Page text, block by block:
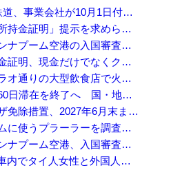
タイ3空港高速鉄道、事業会社が10月1日付の契約終了を通知 「現時点での撤退決定ではない」
タイ入国時に「所持金証明」提示を求められる場合も、タイ政府観光庁が外国人旅行者に再周知
バンコク・スワンナプーム空港の入国審査に長蛇の列、SNSで「3～4時間待ち」との投稿が拡散
タイ入国の所持金証明、現金だけでなくクレジットカードや銀行明細も提示可能
バンコク・ラプラオ通りの大型飲食店で火災、27人死亡・多数負傷
タイ、ノービザ60日滞在を終了へ 国・地域別に30日・15日へ再編
タイ人の日本ビザ免除措置、2027年6月末まで延長 不安広がる中でひとまず安堵
タイ料理ソムタムに使うプラーラーを調査へ、大学新入生4,233人が肝吸虫感染
バンコク・スワンナプーム空港、入国審査で2～3時間待ちの時間帯も 審査厳格化と人員不足が影響か
バンコクのBTS車内でタイ人女性と外国人学生グループが口論、騒音めぐる動画が拡散